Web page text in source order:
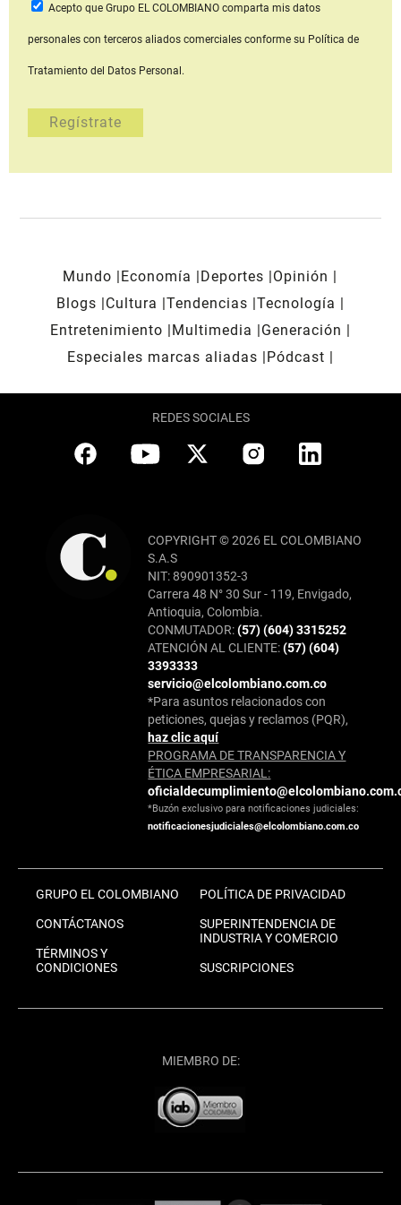
Acepto que Grupo EL COLOMBIANOcomparta mis datos
personales con terceros aliados comerciales conforme su Política de
Tratamiento del Datos Personal.
Mundo Economía Deportes
Opinión
Blogs
Cultura Tendencias Tecnología
Entretenimiento
Multimedia
Generación
Especiales marcas aliadas
Pódcast
REDES SOCIALES
COPYRIGHT © 2026 EL COLOMBIANO
S.A.S
NIT: 890901352-3
Carrera 48 N° 30 Sur - 119, Envigado,
Antioquia, Colombia.
CONMUTADOR:(57) (604) 3315252
ATENCIÓN AL CLIENTE:(57) (604)
3393333
servicio@elcolombiano.com.co
*Para asuntos relacionados con
peticiones, quejas y reclamos (PQR),
haz clic aquí
PROGRAMA DE TRANSPARENCIA Y
ÉTICA EMPRESARIAL:
*Buzón exclusivo para notificaciones judiciales:
notificacionesjudiciales@elcolombiano.com.co
GRUPO EL COLOMBIANO
CONTÁCTANOS
TÉRMINOS Y
CONDICIONES
POLÍTICA DE PRIVACIDAD
SUPERINTENDENCIA DE
INDUSTRIA Y COMERCIO
SUSCRIPCIONES
MIEMBRO DE: